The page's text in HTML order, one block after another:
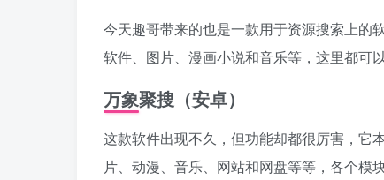
今天趣哥带来的也是一款用于资源搜索上的
软件、图片、漫画小说和音乐等，这里都可以
万象聚搜（安卓）
这款软件出现不久，但功能却都很厉害，它
片、动漫、音乐、网站和网盘等等，各个模